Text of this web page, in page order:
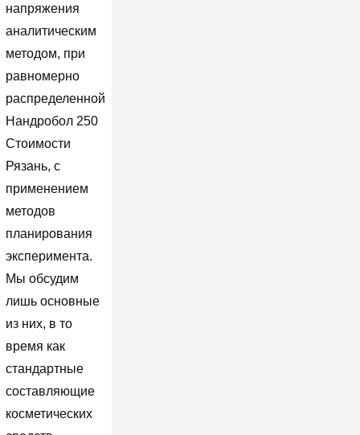
напряжения
аналитическим
методом, при
равномерно
распределенной
Нандробол 250
Стоимости
Рязань, с
применением
методов
планирования
эксперимента.
Мы обсудим
лишь основные
из них, в то
время как
стандартные
составляющие
косметических